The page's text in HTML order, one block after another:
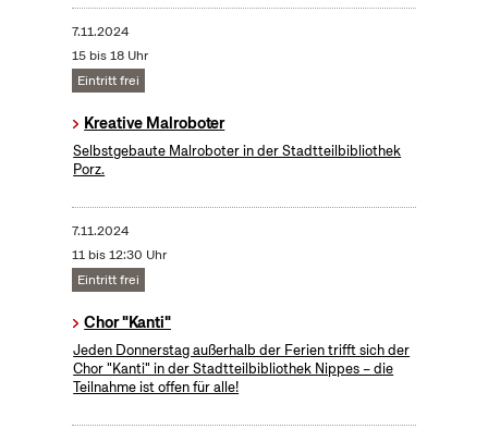
7.11.2024
15 bis 18 Uhr
Eintritt frei
Kreative Malroboter
Selbstgebaute Malroboter in der Stadtteilbibliothek
Porz.
7.11.2024
11 bis 12:30 Uhr
Eintritt frei
Chor "Kanti"
Jeden Donnerstag außerhalb der Ferien trifft sich der
Chor "Kanti" in der Stadtteilbibliothek Nippes – die
Teilnahme ist offen für alle!